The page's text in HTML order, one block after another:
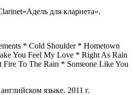
«Адель для кларнета».
* Cold Shoulder * Hometown
You Feel My Love * Right As Rain
To The Rain * Someone Like You
языке. 2011 г.